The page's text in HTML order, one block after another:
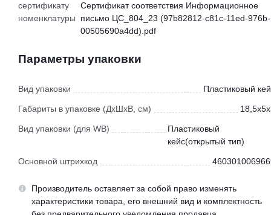
сертификату
номенклатуры
Сертификат соответствия Информационное
письмо ЦС_804_23 (97b82812-c81c-11ed-976b-
00505690a4dd).pdf
Параметры упаковки
Вид упаковки Пластиковый
Габариты в упаковке (ДхШхВ, см)
Вид упаковки (для WB)
Пластиковый
кейс(открытый тип)
Основной штрихкод
Производитель оставляет за собой право изменять
характеристики товара, его внешний вид и комплектность